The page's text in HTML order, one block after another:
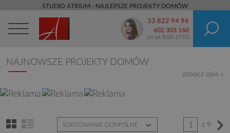
STUDIO ATRIUM - NAJLEPSZE PROJEKTY DOMÓW
33 822 94 96
602 303 160
pn-pt 8:00-17:00
NAJNOWSZE PROJEKTY DOMÓW
zobacz opis »
SORTOWANIE DOMYŚLNE 1 z 9